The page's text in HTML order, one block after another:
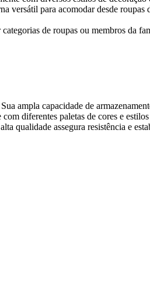
versátil para acomodar desde roupas
de roupas ou membros da
ampla capacidade de
diferentes paletas de cores e
qualidade assegura resistência e